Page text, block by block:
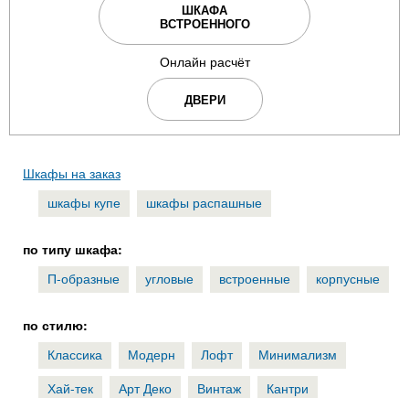
ШКАФА
ВСТРОЕННОГО
Онлайн расчёт
ДВЕРИ
Шкафы на заказ
шкафы купе
шкафы распашные
по типу шкафа:
П-образные
угловые встроенные корпусные
по стилю:
Классика
Модерн Лофт
Минимализм
Хай-тек
Арт Деко Винтаж
Кантри